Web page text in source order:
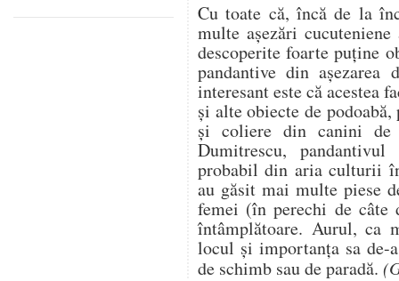
Cu toate că, încă de la
multe așezări
descoperite foarte puține
pandantive din
interesant este că acestea
și alte obiecte de
și coliere din canini de
Dumitrescu,
probabil din aria culturii
au găsit mai multe piese
femei (în perechi de câte
întâmplătoare. Aurul, ca
locul și importanța sa
de schimb sau de paradă.